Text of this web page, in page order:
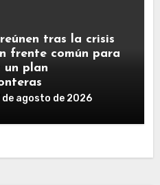
tras la crisis
frente común para
un plan
de agosto de 2026